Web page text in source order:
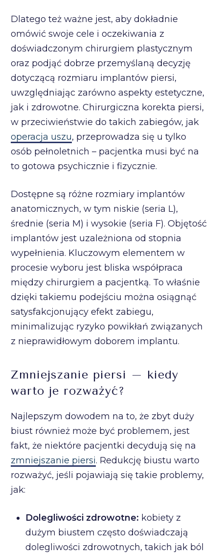
Dlatego też ważne jest, aby dokładnie
omówić swoje cele i oczekiwania z
doświadczonym chirurgiem plastycznym
oraz podjąć dobrze przemyślaną decyzję
dotyczącą rozmiaru implantów piersi,
uwzględniając zarówno aspekty estetyczne,
jak i zdrowotne. Chirurgiczna korekta piersi,
w przeciwieństwie do takich zabiegów, jak
operacja uszu, przeprowadza się u tylko
osób pełnoletnich – pacjentka musi być na
to gotowa psychicznie i fizycznie.
Dostępne są różne rozmiary implantów
anatomicznych, w tym niskie (seria L),
średnie (seria M) i wysokie (seria F). Objętość
implantów jest uzależniona od stopnia
wypełnienia. Kluczowym elementem w
procesie wyboru jest bliska współpraca
między chirurgiem a pacjentką. To właśnie
dzięki takiemu podejściu można osiągnąć
satysfakcjonujący efekt zabiegu,
minimalizując ryzyko powikłań związanych
z nieprawidłowym doborem implantu.
Zmniejszanie piersi – kiedy
warto je rozważyć?
Najlepszym dowodem na to, że zbyt duży
biust również może być problemem, jest
fakt, że niektóre pacjentki decydują się na
zmniejszanie piersi. Redukcję biustu warto
rozważyć, jeśli pojawiają się takie problemy,
jak:
Dolegliwości zdrowotne: kobiety z
dużym biustem często doświadczają
dolegliwości zdrowotnych, takich jak ból